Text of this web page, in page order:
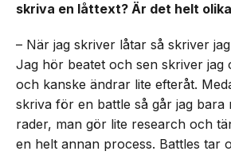
skriva en låttext? Är det helt
– När jag skriver låtar så skriver
Jag hör beatet och sen skriver jag
och kanske ändrar lite efteråt.
skriva för en battle så går jag
rader, man gör lite research och
en helt annan process. Battles tar